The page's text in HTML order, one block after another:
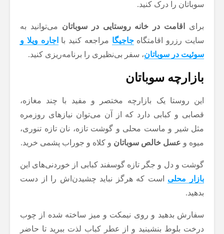
سوباتان را درک کنید.
برای اقامت در خانه روستایی در سوباتان می‌توانید به
سایت رزرو اقامتگاه جاجیگا مراجعه کنید با اجاره ویلا و
سوئیت در سوباتان، سفر بی‌نظیری را برنامه‌ریزی کنید.
بازارچه سوباتان
این روستا یک بازارچه مختصر و مفید با چند مغازه،
قصابی و کبابی دارد که از آن می‌توان نیازهای روزمره
مثل شیر و ماست محلی و گوشت تازه، نان تازه تنوری،
میوه و عسل خالص سوباتان و کلاه و جوراب پشمی خرید.
گوشت و دل و جگر تازه گوسفند کبابی از خوردنی‌های این
بازار محلی
است که هرگز نباید چشیدن‌اش را از دست
بدهید.
سفارش بدهید و روی نیمکت و میز ساخته شده از چوب
درخت بلوط بنشینید و از عطر کباب لذت ببرید تا حاضر